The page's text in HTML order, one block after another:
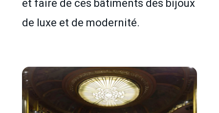
et faire de ces bâtiments des bijoux
de luxe et de modernité.